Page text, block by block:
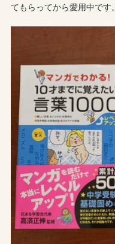
てもらってから愛用中です。